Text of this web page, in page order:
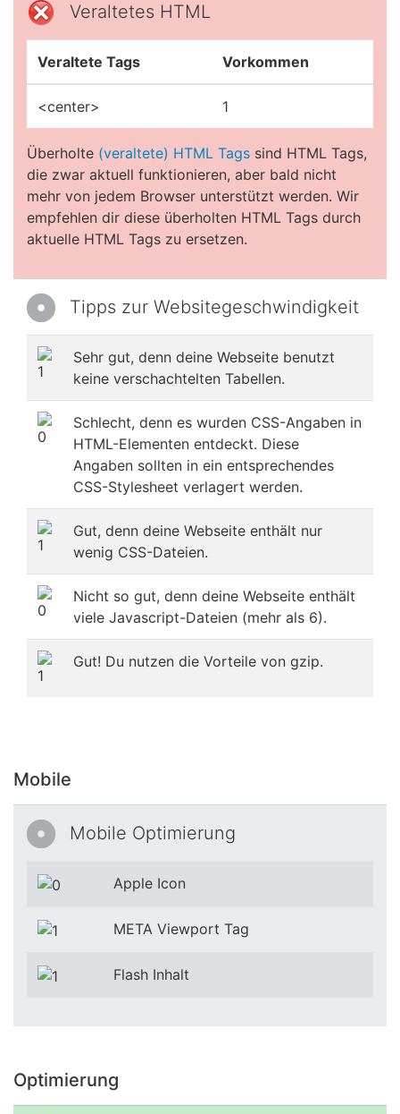
Veraltetes HTML
Veraltete Tags Vorkommen
<center> 1
Überholte (veraltete) HTML Tags sind HTML Tags,
die zwar aktuell funktionieren, aber bald nicht
mehr von jedem Browser unterstützt werden. Wir
empfehlen dir diese überholten HTML Tags durch
aktuelle HTML Tags zu ersetzen.
Tipps zur Websitegeschwindigkeit
Sehr gut, denn deine Webseite benutzt
keine verschachtelten Tabellen.
Schlecht, denn es wurden CSS-Angaben in
HTML-Elementen entdeckt. Diese
Angaben sollten in ein entsprechendes
CSS-Stylesheet verlagert werden.
Gut, denn deine Webseite enthält nur
wenig CSS-Dateien.
Nicht so gut, denn deine Webseite enthält
viele Javascript-Dateien (mehr als 6).
Gut! Du nutzen die Vorteile von gzip.
Mobile
Mobile Optimierung
Apple Icon
META Viewport Tag
Flash Inhalt
Optimierung